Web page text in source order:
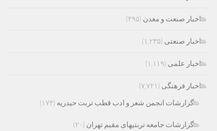
اخبار صنعت و معدن (۴۹۵)
اخبار صنعتی (۱,۲۳۵)
اخبار علمی (۱,۱۱۹)
اخبار فرهنگی (۷,۷۲۱)
گزارشات انجمن شعر و ادب قطب تربت حیدریه (۱۷۴)
گزارشات جامعه تربتیهای مقیم تهران (۲۰)